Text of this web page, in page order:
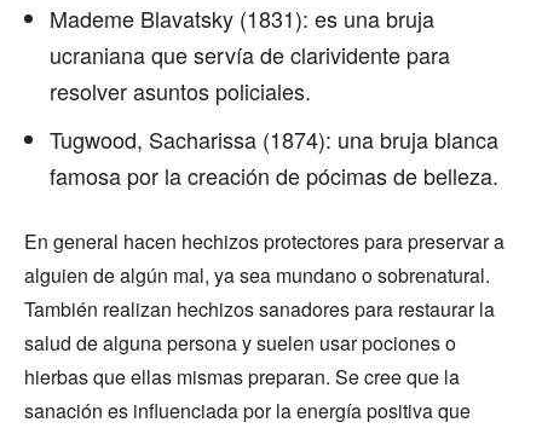
Mademe Blavatsky (1831): es una bruja
ucraniana que servía de clarividente para
resolver asuntos policiales.
Tugwood, Sacharissa (1874): una bruja blanca
famosa por la creación de pócimas de belleza.
En general hacen hechizos protectores para preservar a
alguien de algún mal, ya sea mundano o sobrenatural.
También realizan hechizos sanadores para restaurar la
salud de alguna persona y suelen usar pociones o
hierbas que ellas mismas preparan. Se cree que la
sanación es influenciada por la energía positiva que